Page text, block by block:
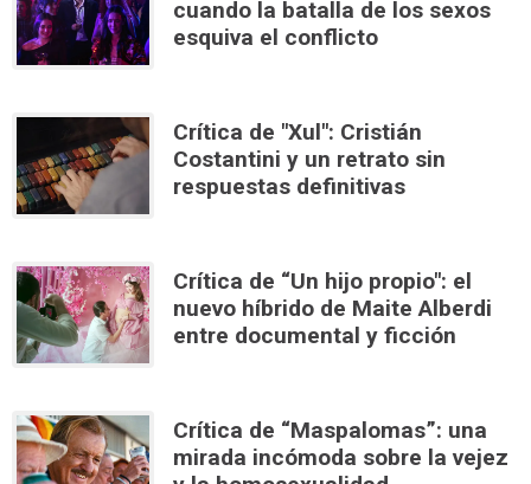
cuando la batalla de los sexos
esquiva el conflicto
Crítica de "Xul": Cristián
Costantini y un retrato sin
respuestas definitivas
Crítica de “Un hijo propio": el
nuevo híbrido de Maite Alberdi
entre documental y ficción
Crítica de “Maspalomas”: una
mirada incómoda sobre la vejez